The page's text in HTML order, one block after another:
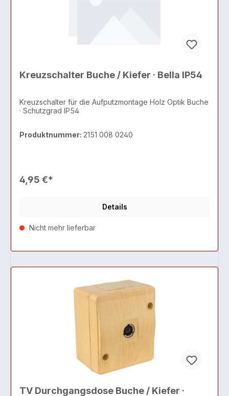
Kreuzschalter Buche / Kiefer · Bella IP54
Kreuzschalter für die Aufputzmontage Holz Optik Buche
· Schutzgrad IP54
Produktnummer: 2151 008 0240
4,95 €*
Details
Nicht mehr lieferbar
TV Durchgangsdose Buche / Kiefer ·